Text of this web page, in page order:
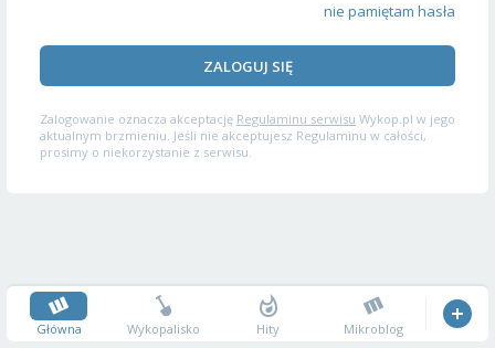
nie pamiętam hasła
ZALOGUJ SIĘ
Zalogowanie oznacza akceptację Regulaminu serwisu Wykop.pl w jego
aktualnym brzmieniu. Jeśli nie akceptujesz Regulaminu w całości,
prosimy o niekorzystanie z serwisu.
Główna Wykopalisko Hity Mikroblog